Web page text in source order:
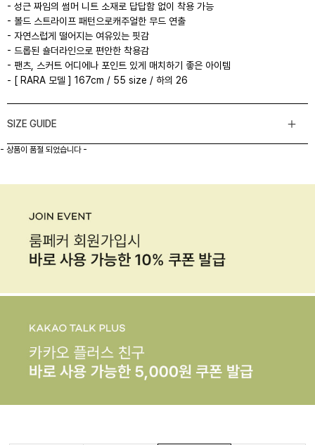
- 성근 짜임의 썸머 니트 소재로 답답함 없이 착용 가능
- 볼드 스트라이프 패턴으로캐주얼한 무드 연출
- 자연스럽게 떨어지는 여유있는 핏감
- 드롭된 숄더라인으로 편안한 착용감
- 팬츠, 스커트 어디에나 포인트 있게 매치하기 좋은 아이템
- [ RARA 모델 ] 167cm / 55 size / 하의 26
SIZE GUIDE
- 상품이 품절 되었습니다 -